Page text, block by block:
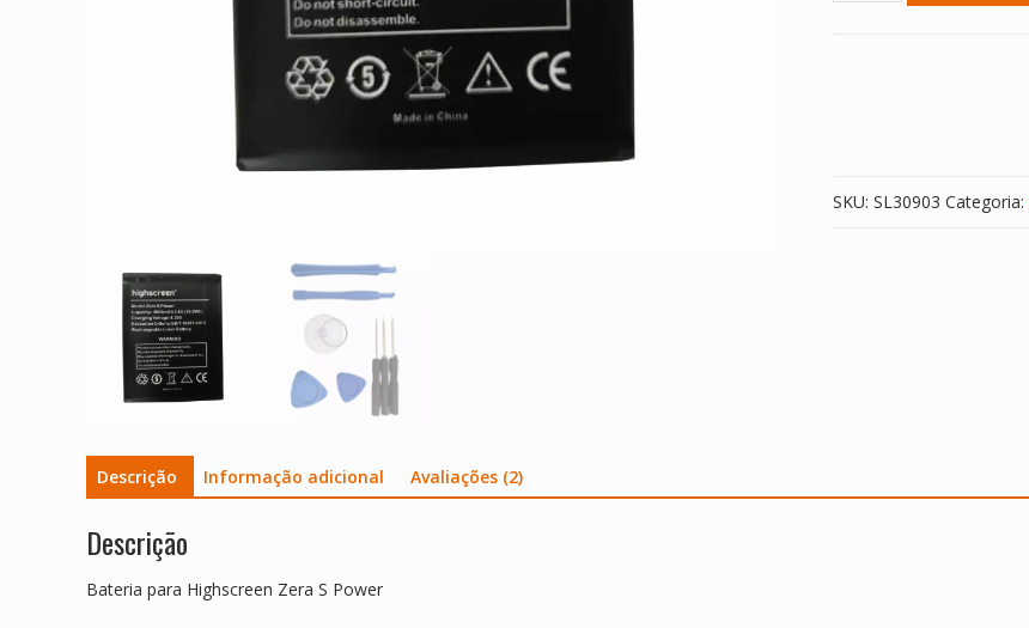
SKU: SL30903 Categoria:
Descrição Informação adicional Avaliações (2)
Descrição
Bateria para Highscreen Zera S Power